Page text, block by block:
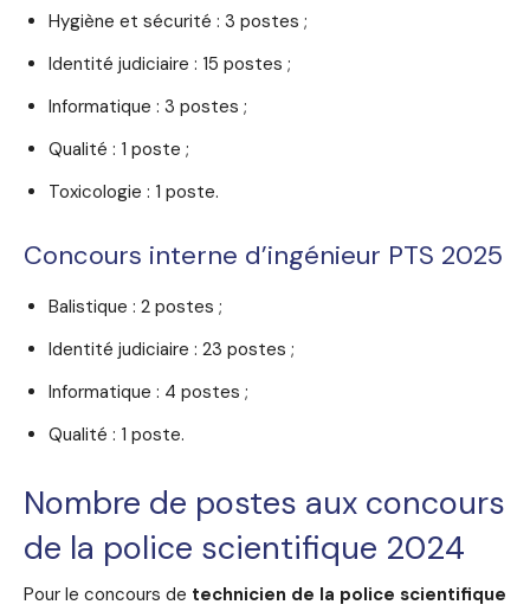
Hygiène et sécurité : 3 postes ;
Identité judiciaire : 15 postes ;
Informatique : 3 postes ;
Qualité : 1 poste ;
Toxicologie : 1 poste.
Concours interne d’ingénieur PTS 2025
Balistique : 2 postes ;
Identité judiciaire : 23 postes ;
Informatique : 4 postes ;
Qualité : 1 poste.
Nombre de postes aux concours
de la police scientifique 2024
Pour le concours de technicien de la police scientifique